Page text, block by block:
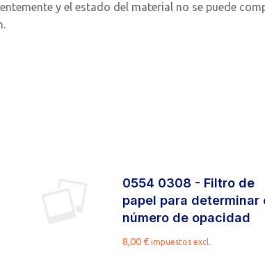
y el estado del material no se puede
0554 0308 - Filtro de
papel para determinar
número de opacidad
8,00€ impuestos excl.